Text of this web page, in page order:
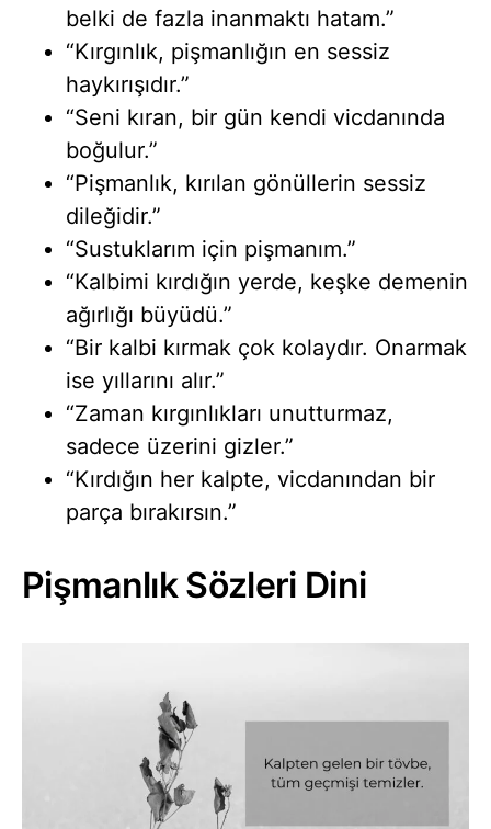
belki de fazla inanmaktı hatam.”
“Kırgınlık, pişmanlığın en sessiz
haykırışıdır.”
“Seni kıran, bir gün kendi vicdanında
boğulur.”
“Pişmanlık, kırılan gönüllerin sessiz
dileğidir.”
“Sustuklarım için pişmanım.”
“Kalbimi kırdığın yerde, keşke demenin
ağırlığı büyüdü.”
“Bir kalbi kırmak çok kolaydır. Onarmak
ise yıllarını alır.”
“Zaman kırgınlıkları unutturmaz,
sadece üzerini gizler.”
“Kırdığın her kalpte, vicdanından bir
parça bırakırsın.”
Pişmanlık Sözleri Dini